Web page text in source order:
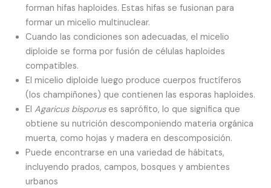
forman hifas haploides. Estas hifas se fusionan para
formar un micelio multinuclear.
Cuando las condiciones son adecuadas, el micelio
diploide se forma por fusión de células haploides
compatibles.
El micelio diploide luego produce cuerpos fructíferos
(los champiñones) que contienen las esporas haploides.
ElAgaricus bisporuses saprófito, lo que significa que
obtiene su nutrición descomponiendo materia orgánica
muerta, como hojas y madera en descomposición.
Puede encontrarse en una variedad de hábitats,
incluyendo prados, campos, bosques y ambientes
urbanos